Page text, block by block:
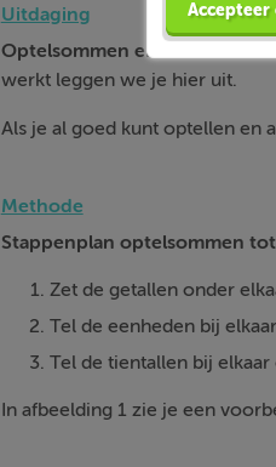
Uitdaging
Optelsommen en
werkt leggen we je hier uit.
Als je al goed kunt optellen en
Methode
Stappenplan optelsommen
Zet de getallen onder
Tel de eenheden bij
Tel de tientallen bij elkaar
In afbeelding 1 zie je een
Accepteer